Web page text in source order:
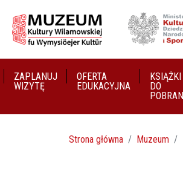
ZAPLANUJ
WIZYTĘ
OFERTA
EDUKACYJNA
KSIĄŻKI
DO
Strona główna Muzeum